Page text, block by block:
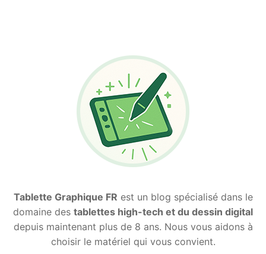
Tablette Graphique FR est un blog spécialisé dans le
domaine des tablettes high-tech et du dessin digital
depuis maintenant plus de 8 ans. Nous vous aidons à
choisir le matériel qui vous convient.